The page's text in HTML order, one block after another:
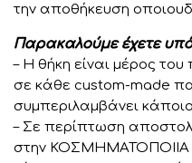
την αποθήκευση
Παρακαλούμε έχετε
– Η θήκη είναι μέρος
σε κάθε custom-made
συμπεριλαμβάνει
– Σε περίπτωση
στην ΚΟΣΜΗΜΑΤΟΠΟΙΙΑ